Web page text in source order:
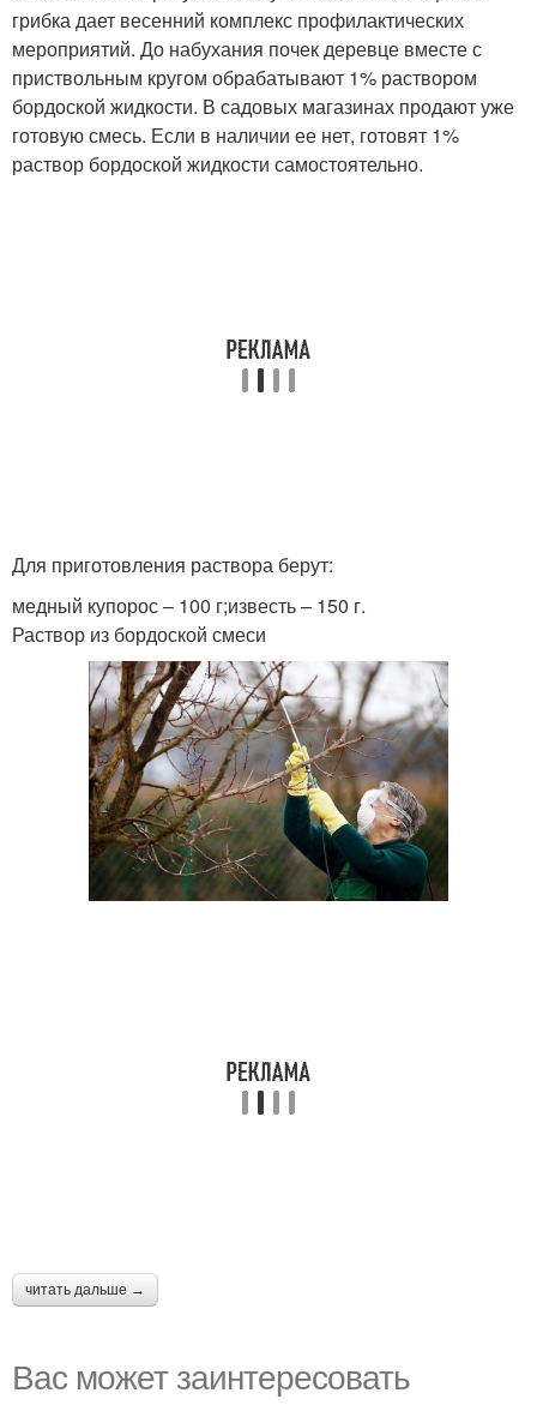
грибка дает весенний комплекс профилактических
мероприятий. До набухания почек деревце вместе с
приствольным кругом обрабатывают 1% раствором
бордоской жидкости. В садовых магазинах продают уже
готовую смесь. Если в наличии ее нет, готовят 1%
раствор бордоской жидкости самостоятельно.
Для приготовления раствора берут:
медный купорос – 100 г;известь – 150 г.
Раствор из бордоской смеси
читать дальше →
Вас может заинтересовать